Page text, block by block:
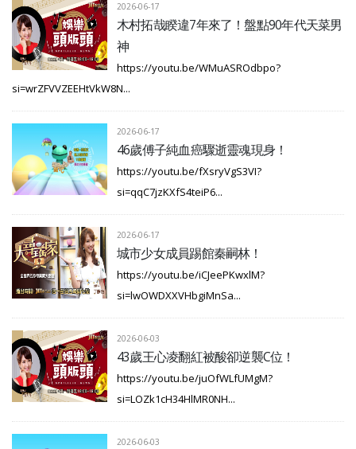
2026-06-17
木村拓哉睽違7年來了！盤點90年代天菜男
神
https://youtu.be/WMuASROdbpo?
si=wrZFVVZEEHtVkW8N...
2026-06-17
46歲傅子純血癌驟逝靈魂現身！
https://youtu.be/fXsryVgS3VI?
si=qqC7jzKXfS4teiP6...
2026-06-17
城市少女成員踢館秦嗣林！
https://youtu.be/iCJeePKwxlM?
si=lwOWDXXVHbgiMnSa...
2026-06-03
43歲王心凌翻紅被酸卻逆襲C位！
https://youtu.be/juOfWLfUMgM?
si=LOZk1cH34HlMR0NH...
2026-06-03